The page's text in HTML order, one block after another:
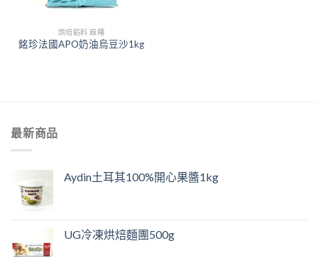
烘培餡料 麻糬
銘珍法國APO奶油烏豆沙1kg
最新商品
Aydin土耳其100%開心果醬1kg
UG冷凍烘焙麵團500g